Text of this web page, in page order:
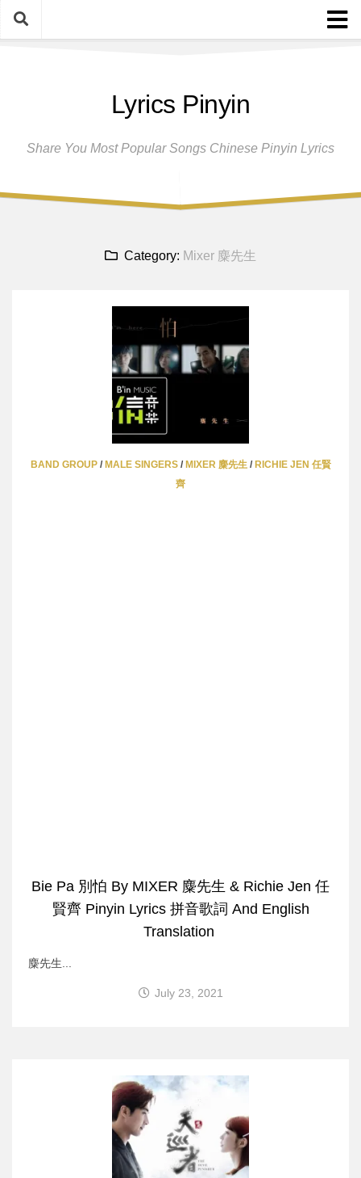
Skip
Disclaimer And Privacy Policy
Lyrics Pinyin
Share You Most Popular Songs Chinese Pinyin Lyrics
Category: Mixer 麋先生
BAND GROUP/ MALE SINGERS/ MIXER 麋先生/ RICHIE JEN 任賢
齊
Bie Pa 別怕 By MIXER 麋先生 & Richie Jen 任
賢齊 Pinyin Lyrics 拼音歌詞 And English
Translation
麋先生...
July 23, 2021